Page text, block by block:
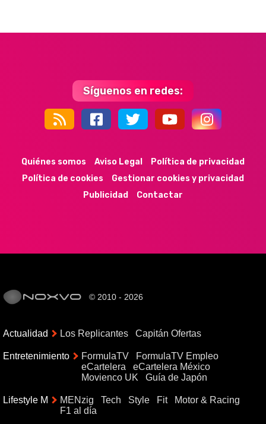
Síguenos en redes:
Quiénes somos Aviso Legal
Política de privacidad
Política de cookies
Gestionar cookies y privacidad
Publicidad
Contactar
© 2010 - 2026
Actualidad Los Replicantes Capitán Ofertas
Entretenimiento FormulaTV
FormulaTV Empleo
eCartelera
eCartelera México
Movienco UK
Guía de Japón
Lifestyle M MENzig Tech Style Fit
Motor & Racing
F1 al día